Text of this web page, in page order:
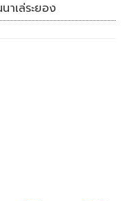
าเล่ระยอง